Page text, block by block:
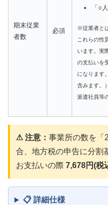
期末従業
者数
必須
「○
※従業者と
これらの性
います。実
の支払いを
になります
含みます。
派遣社員等
⚠ 注意： 事業所の数を「
合、地方税の申告に分割
お支払いの際 7,678円(税
📋 詳細仕様